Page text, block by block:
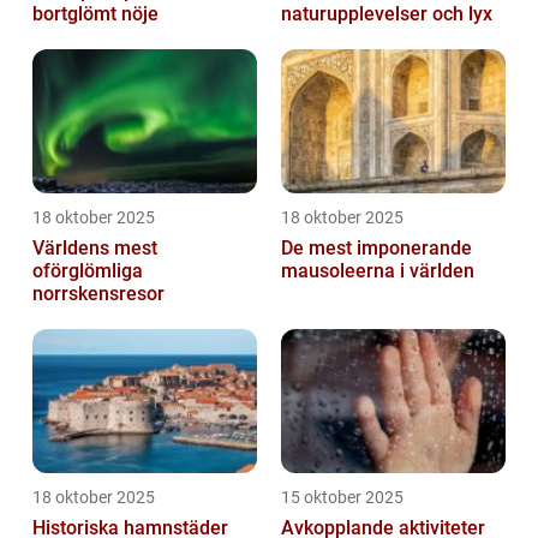
bortglömt nöje
naturupplevelser och lyx
18 oktober 2025
Världens mest
oförglömliga
norrskensresor
18 oktober 2025
De mest imponerande
mausoleerna i världen
18 oktober 2025
Historiska hamnstäder
15 oktober 2025
Avkopplande aktiviteter